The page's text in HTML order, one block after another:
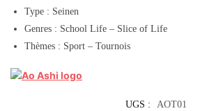
Type : Seinen
Genres : School Life – Slice of Life
Thèmes : Sport – Tournois
UGS :
AOT01